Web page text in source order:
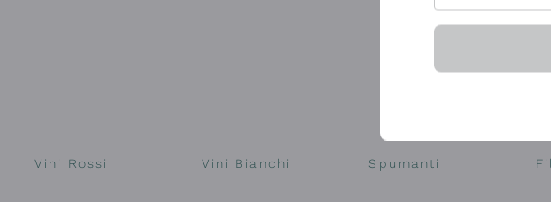
Vini Rossi Vini Bianchi Spumanti